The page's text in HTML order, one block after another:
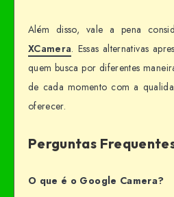
Além disso, vale a pena
XCamera. Essas alternativas
quem busca por diferentes
de cada momento com a
oferecer.
Perguntas
O que é o Google Camera?